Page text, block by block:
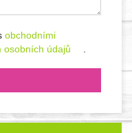
obchodními
osobních údajů